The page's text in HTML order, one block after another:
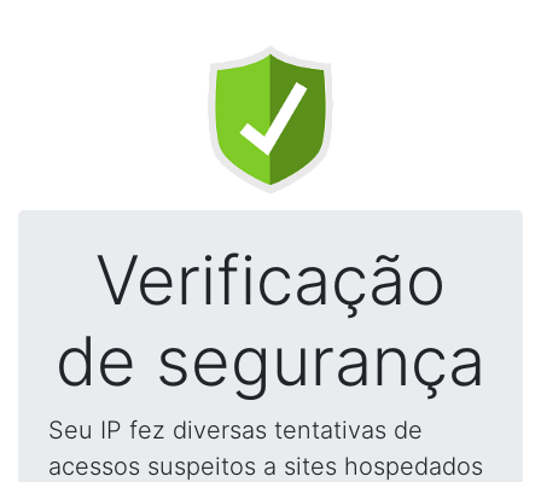
Verificação
de segurança
Seu IP fez diversas tentativas de
acessos suspeitos a sites hospedados